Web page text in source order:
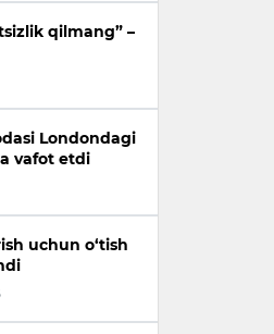
qilmang” –
Londondagi
vafot etdi
uchun o‘tish